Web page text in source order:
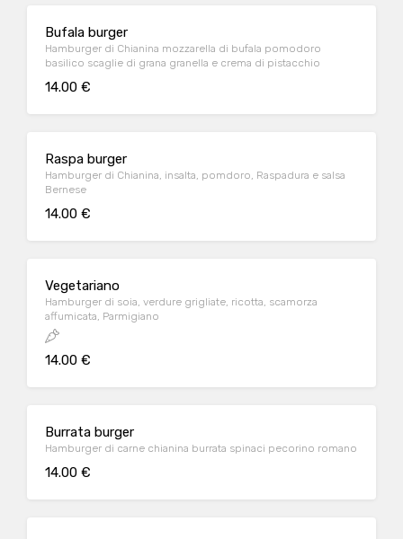
Bufala burger
Hamburger di Chianina mozzarella di bufala pomodoro
basilico scaglie di grana granella e crema di pistacchio
14.00 €
Raspa burger
Hamburger di Chianina, insalta, pomdoro, Raspadura e salsa
Bernese
14.00 €
Vegetariano
Hamburger di soia, verdure grigliate, ricotta, scamorza
affumicata, Parmigiano
14.00 €
Burrata burger
Hamburger di carne chianina burrata spinaci pecorino romano
14.00 €